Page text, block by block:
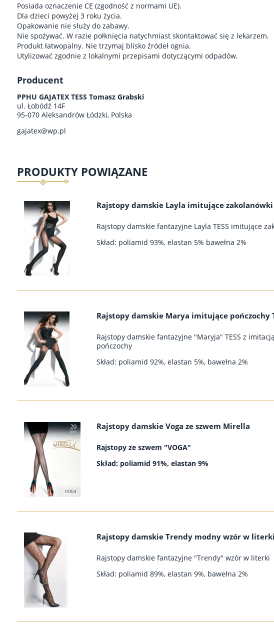
Posiada oznaczenie CE (zgodność z normami UE).
Dla dzieci powyżej 3 roku życia.
Opakowanie nie służy do zabawy.
Nie spożywać. W razie połknięcia natychmiast skontaktować się z lekarzem.
Produkt łatwopalny. Nie trzymaj blisko źródeł ognia.
Utylizować zgodnie z lokalnymi przepisami dotyczącymi odpadów.
Producent
PPHU GAJATEX TESS Tomasz Grabski
ul. Łobódź 14F
95-070 Aleksandrów Łódzki, Polska
gajatex@wp.pl
PRODUKTY POWIĄZANE
Rajstopy damskie Layla imitujące zakolanówki
Rajstopy damskie fantazyjne Layla TESS imitujące
Skład: poliamid 93%, elastan 5% bawełna 2%
Rajstopy damskie Marya imitujące pończochy
Rajstopy damskie fantazyjne "Maryja" TESS z imitacją
pończochy
Skład: poliamid 92%, elastan 5%, bawełna 2%
Rajstopy damskie Voga ze szwem Mirella
Rajstopy ze szwem "VOGA"
Skład: poliamid 91%, elastan 9%
Rajstopy damskie Trendy modny wzór w
Rajstopy damskie fantazyjne "Trendy" wzór w literki
Skład: poliamid 89%, elastan 9%, bawełna 2%